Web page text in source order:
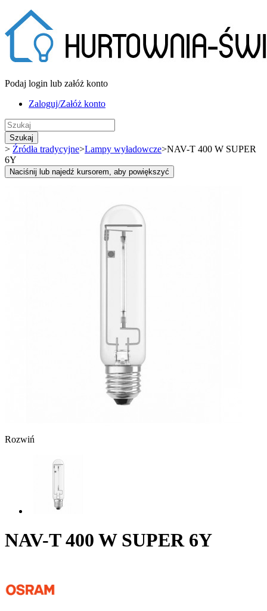
Podaj login lub załóż konto
Zaloguj/Załóż konto
Szukaj
> Źródła tradycyjne>Lampy wyładowcze>NAV-T 400 W SUPER
6Y
Naciśnij lub najedź kursorem, aby powiększyć
Rozwiń
NAV-T 400 W SUPER 6Y